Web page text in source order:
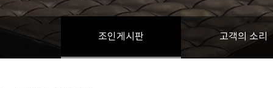
조인게시판 고객의 소리